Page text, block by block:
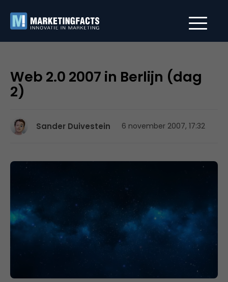
Web 2.0 2007 in Berlijn (dag
2)
Sander Duivestein 6 november 2007, 17:32